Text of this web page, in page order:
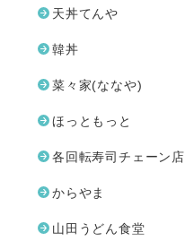
天丼てんや
韓丼
菜々家(ななや)
ほっともっと
各回転寿司チェーン店
からやま
山田うどん食堂